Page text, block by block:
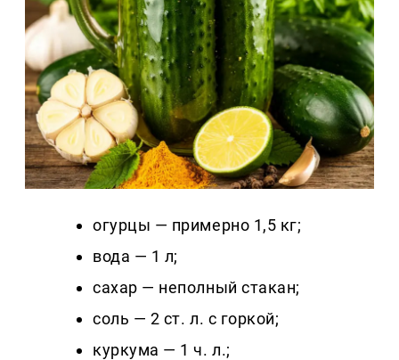
огурцы — примерно 1,5 кг;
вода — 1 л;
сахар — неполный стакан;
соль — 2 ст. л. с горкой;
куркума — 1 ч. л.;